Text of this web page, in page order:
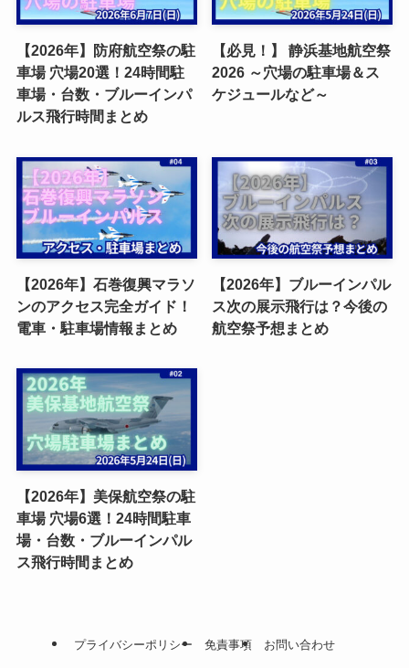
【2026年】防府航空祭の駐
車場 穴場20選！24時間駐
車場・台数・ブルーインパ
ルス飛行時間まとめ
【必見！】 静浜基地航空祭
2026 ～穴場の駐車場＆ス
ケジュールなど～
【2026年】石巻復興マラソ
ンのアクセス完全ガイド！
電車・駐車場情報まとめ
【2026年】ブルーインパル
ス次の展示飛行は？今後の
航空祭予想まとめ
【2026年】美保航空祭の駐
車場 穴場6選！24時間駐車
場・台数・ブルーインパル
ス飛行時間まとめ
プライバシーポリシー 免責事項 お問い合わせ